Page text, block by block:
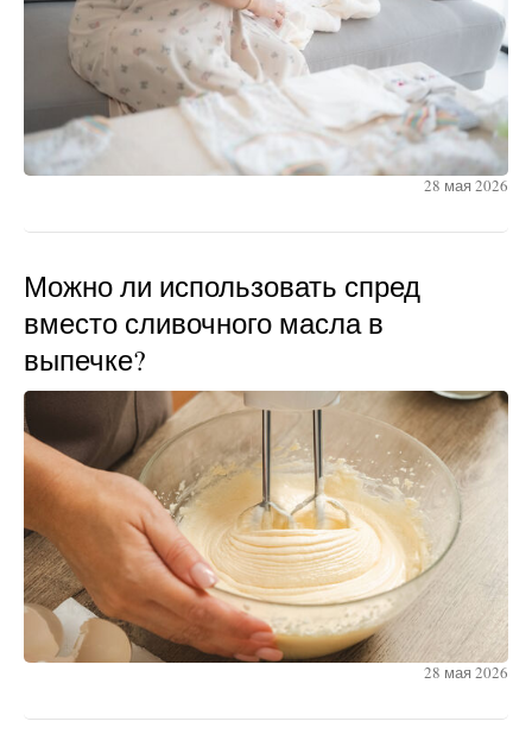
28 мая 2026
Можно ли использовать спред
вместо сливочного масла в
выпечке?
28 мая 2026